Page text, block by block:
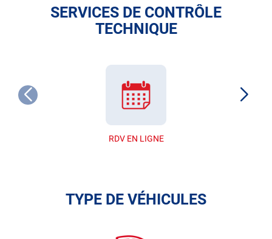
SERVICES DE CONTRÔLE
TECHNIQUE
RDV EN LIGNE
TYPE DE VÉHICULES